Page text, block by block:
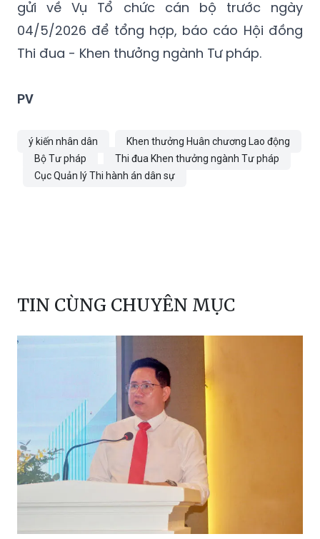
gửi về Vụ Tổ chức cán bộ trước ngày
04/5/2026 để tổng hợp, báo cáo Hội đồng
Thi đua - Khen thưởng ngành Tư pháp.
PV
ý kiến nhân dân
Khen thưởng Huân chương Lao động
Bộ Tư pháp
Thi đua Khen thưởng ngành Tư pháp
Cục Quản lý Thi hành án dân sự
TIN CÙNG CHUYÊN MỤC